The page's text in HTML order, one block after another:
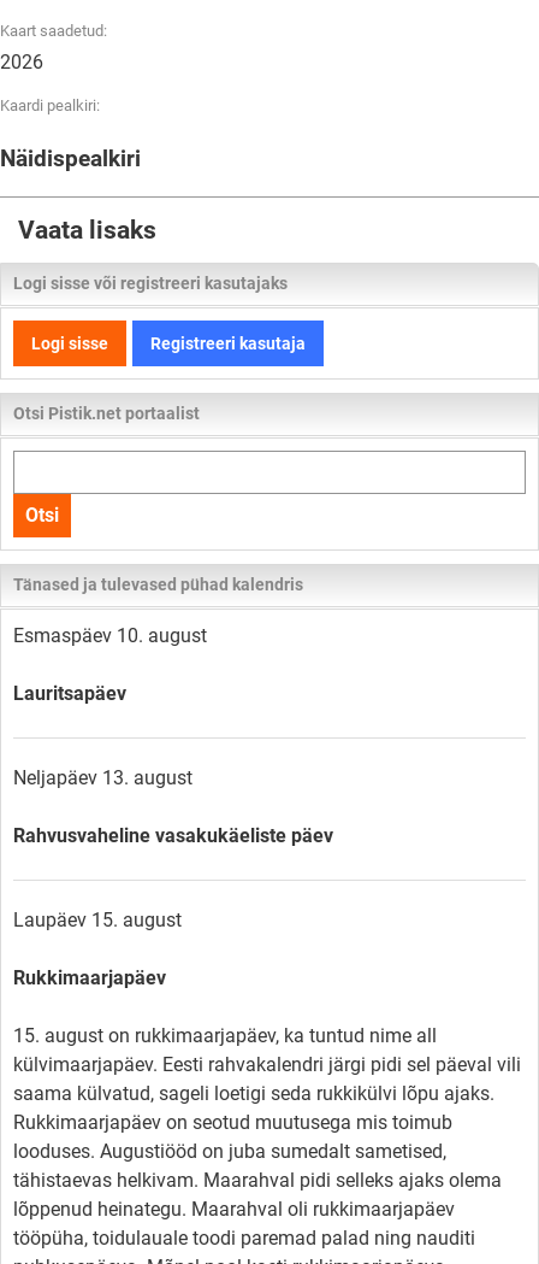
Kaart saadetud:
2026
Kaardi pealkiri:
Näidispealkiri
Vaata lisaks
Logi sisse või registreeri kasutajaks
Logi sisse Registreeri kasutaja
Otsi Pistik.net portaalist
kogu
lehelt
Otsi
Tänased ja tulevased pühad kalendris
Esmaspäev 10. august
Lauritsapäev
Neljapäev 13. august
Rahvusvaheline vasakukäeliste päev
Laupäev 15. august
Rukkimaarjapäev
15. august on rukkimaarjapäev, ka tuntud nime all
külvimaarjapäev. Eesti rahvakalendri järgi pidi sel päeval vili
saama külvatud, sageli loetigi seda rukkikülvi lõpu ajaks.
Rukkimaarjapäev on seotud muutusega mis toimub
looduses. Augustiööd on juba sumedalt sametised,
tähistaevas helkivam. Maarahval pidi selleks ajaks olema
lõppenud heinategu. Maarahval oli rukkimaarjapäev
tööpüha, toidulauale toodi paremad palad ning nauditi